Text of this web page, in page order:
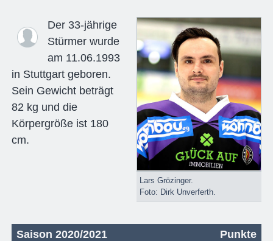
Lars Grözinger.
Foto: Dirk Unverferth.
Der 33-jährige
Stürmer wurde
am 11.06.1993
in Stuttgart geboren.
Sein Gewicht beträgt
82 kg und die
Körpergröße ist 180
cm.
Saison 2020/2021 Punkte